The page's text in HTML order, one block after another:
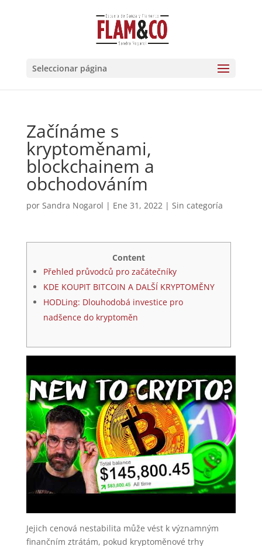
Seleccionar página
Začínáme s
kryptoměnami,
blockchainem a
obchodováním
por Sandra Nogarol | Ene 31, 2022| Sin categoría
Content
Přehled průvodců pro začátečníky
KDE KOUPIT BITCOIN A DALŠÍ KRYPTOMĚNY
HODLing: Dlouhodobá investice pro
nadšence do kryptoměn
Jejich cenová nestabilita může vést k významným
finančním ztrátám, pokud kryptoměnové trhy